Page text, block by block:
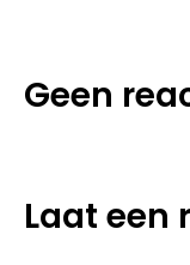
Geen
Laat een